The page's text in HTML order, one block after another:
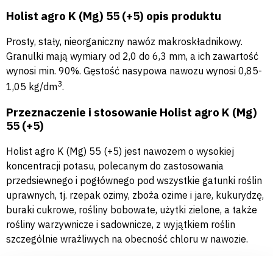
Holist agro K (Mg) 55 (+5) opis produktu
Prosty, stały, nieorganiczny nawóz makroskładnikowy.
Granulki mają wymiary od 2,0 do 6,3 mm, a ich zawartość
wynosi min. 90%. Gęstość nasypowa nawozu wynosi 0,85-
1,05 kg/dm3.
Przeznaczenie i stosowanie Holist agro K (Mg)
55 (+5)
Holist agro K (Mg) 55 (+5) jest nawozem o wysokiej
koncentracji potasu, polecanym do zastosowania
przedsiewnego i pogłównego pod wszystkie gatunki roślin
uprawnych, tj. rzepak ozimy, zboża ozime i jare, kukurydzę,
buraki cukrowe, rośliny bobowate, użytki zielone, a także
rośliny warzywnicze i sadownicze, z wyjątkiem roślin
szczególnie wrażliwych na obecność chloru w nawozie.